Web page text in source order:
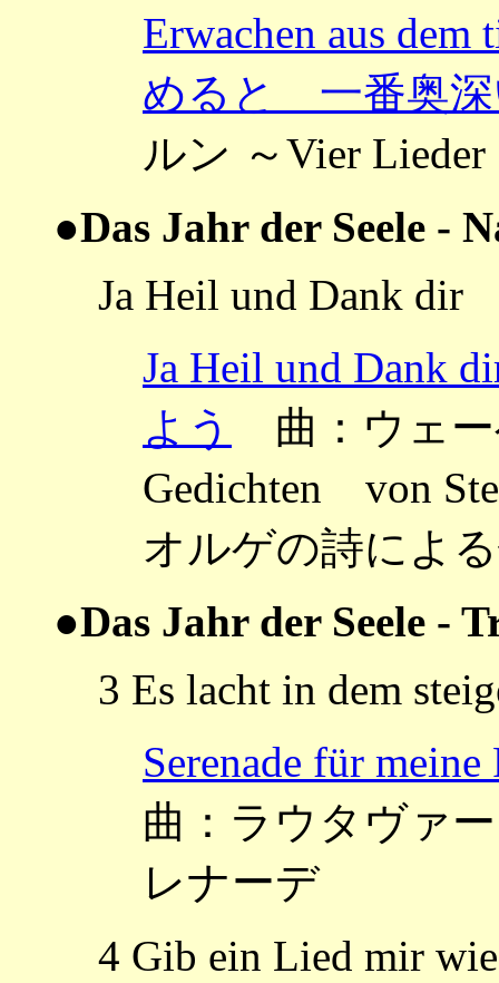
Erwachen aus
めると 一番奥深
ルン ～Vier
●Das Jahr der Seele -
Ja Heil und Dank dir
Ja Heil und
よう
曲：ウェー
Gedichten von
オルゲの詩によ
●Das Jahr der Seele -
3 Es lacht in dem
Serenade für
曲：ラウタヴァ
レナーデ
4 Gib ein Lied mir